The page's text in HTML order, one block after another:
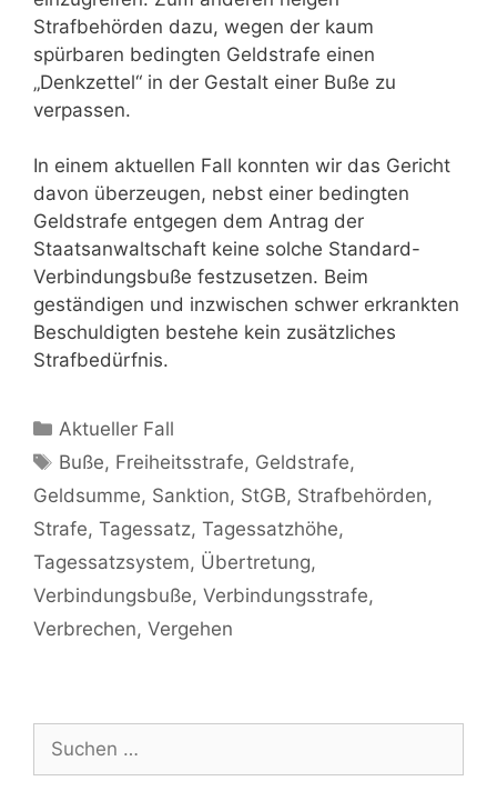
Strafbehörden dazu, wegen der kaum
spürbaren bedingten Geldstrafe einen
„Denkzettel“ in der Gestalt einer Buße zu
verpassen.
In einem aktuellen Fall konnten wir das Gericht
davon überzeugen, nebst einer bedingten
Geldstrafe entgegen dem Antrag der
Staatsanwaltschaft keine solche Standard-
Verbindungsbuße festzusetzen. Beim
geständigen und inzwischen schwer erkrankten
Beschuldigten bestehe kein zusätzliches
Strafbedürfnis.
Aktueller Fall
Buße, Freiheitsstrafe, Geldstrafe,
Geldsumme, Sanktion, StGB, Strafbehörden,
Strafe, Tagessatz, Tagessatzhöhe,
Tagessatzsystem, Übertretung,
Verbindungsbuße, Verbindungsstrafe,
Verbrechen, Vergehen